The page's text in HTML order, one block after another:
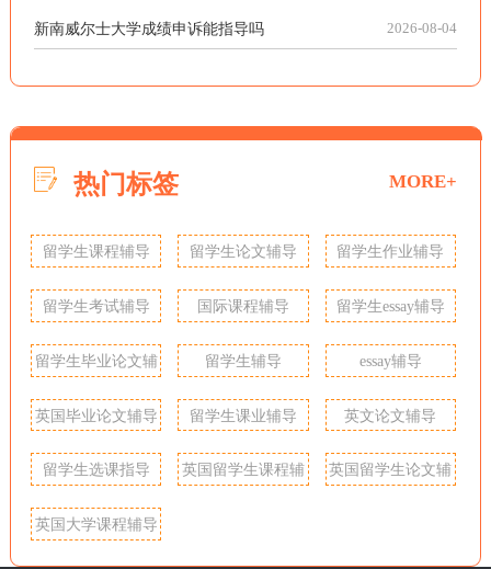
新南威尔士大学成绩申诉能指导吗 2026-08-04
热门标签 MORE+
留学生课程辅导 留学生论文辅导 留学生作业辅导
留学生考试辅导 国际课程辅导 留学生essay辅导
留学生毕业论文辅
留学生辅导 essay辅导
英国毕业论文辅导 留学生课业辅导 英文论文辅导
留学生选课指导
英国留学生课程辅
英国留学生论文辅
英国大学课程辅导